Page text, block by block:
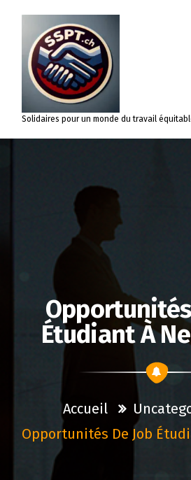
contenu
Solidaires pour un monde du travail
Étudiant À
Accueil
Opportunités De Job